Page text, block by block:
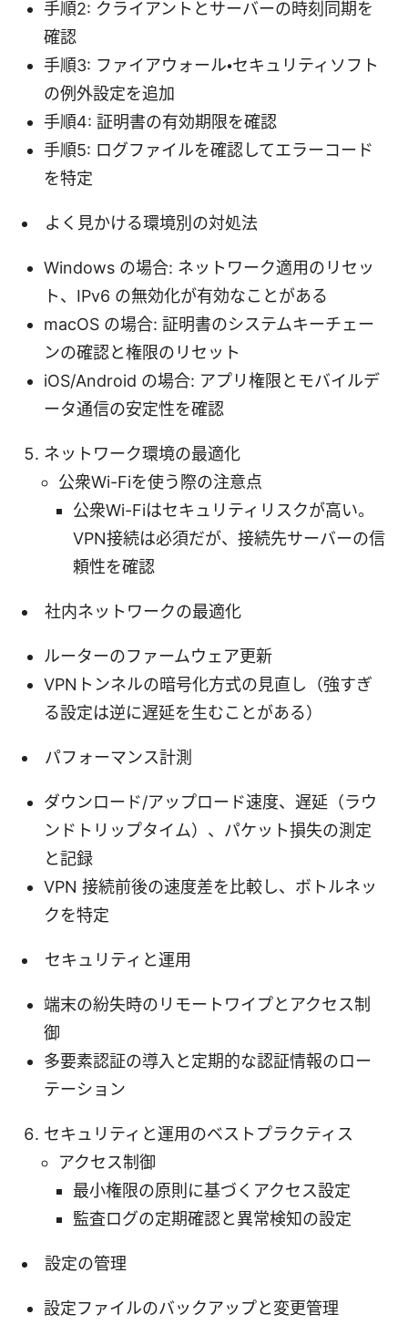
手順2: クライアントとサーバーの時刻同期を
確認
手順3: ファイアウォール・セキュリティソフト
の例外設定を追加
手順4: 証明書の有効期限を確認
手順5: ログファイルを確認してエラーコード
を特定
よく見かける環境別の対処法
Windows の場合: ネットワーク適用のリセッ
ト、IPv6 の無効化が有効なことがある
macOS の場合: 証明書のシステムキーチェー
ンの確認と権限のリセット
iOS/Android の場合: アプリ権限とモバイルデ
ータ通信の安定性を確認
ネットワーク環境の最適化
公衆Wi-Fiを使う際の注意点
公衆Wi-Fiはセキュリティリスクが高い。
VPN接続は必須だが、接続先サーバーの信
頼性を確認
社内ネットワークの最適化
ルーターのファームウェア更新
VPNトンネルの暗号化方式の見直し（強すぎ
る設定は逆に遅延を生むことがある）
パフォーマンス計測
ダウンロード/アップロード速度、遅延（ラウ
ンドトリップタイム）、パケット損失の測定
と記録
VPN 接続前後の速度差を比較し、ボトルネッ
クを特定
セキュリティと運用
端末の紛失時のリモートワイプとアクセス制
御
多要素認証の導入と定期的な認証情報のロー
テーション
セキュリティと運用のベストプラクティス
アクセス制御
最小権限の原則に基づくアクセス設定
監査ログの定期確認と異常検知の設定
設定の管理
設定ファイルのバックアップと変更管理